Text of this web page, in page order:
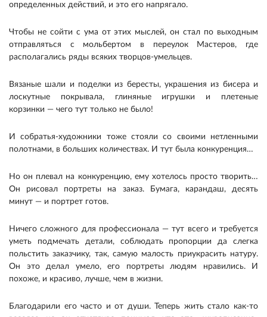
определенных действий, и это его напрягало.
Чтобы не сойти с ума от этих мыслей, он стал по выходным
отправляться с мольбертом в переулок Мастеров, где
располагались ряды всяких творцов-умельцев.
Вязаные шали и поделки из бересты, украшения из бисера и
лоскутные покрывала, глиняные игрушки и плетеные
корзинки — чего тут только не было!
И собратья-художники тоже стояли со своими нетленными
полотнами, в больших количествах. И тут была конкуренция…
Но он плевал на конкуренцию, ему хотелось просто творить…
Он рисовал портреты на заказ. Бумага, карандаш, десять
минут — и портрет готов.
Ничего сложного для профессионала — тут всего и требуется
уметь подмечать детали, соблюдать пропорции да слегка
польстить заказчику, так, самую малость приукрасить натуру.
Он это делал умело, его портреты людям нравились. И
похоже, и красиво, лучше, чем в жизни.
Благодарили его часто и от души. Теперь жить стало как-то